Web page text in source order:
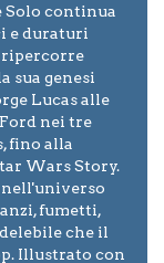
continua
e duraturi
ripercorre
sua genesi
Lucas alle
nei tre
fino alla
Wars Story.
fumetti,
che il
Illustrato con